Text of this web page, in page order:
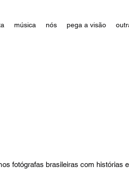
música nós pega a visão
fotógrafas brasileiras com histórias